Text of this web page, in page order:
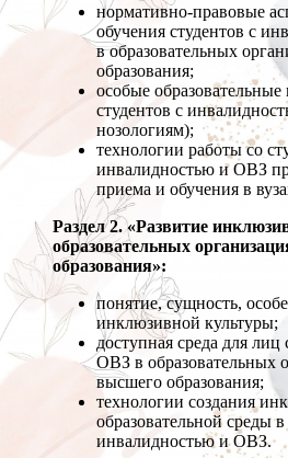
нормативно-правовые
обучения студентов с
в образовательных
образования;
особые образовательные
студентов с
нозологиям);
технологии работы со
инвалидностью и ОВЗ
приема и обучения в
Раздел 2. «Развитие
образовательных
образования»:
понятие, сущность,
инклюзивной культуры;
доступная среда для
ОВЗ в образовательных
высшего образования;
технологии создания
образовательной среды
инвалидностью и ОВЗ.